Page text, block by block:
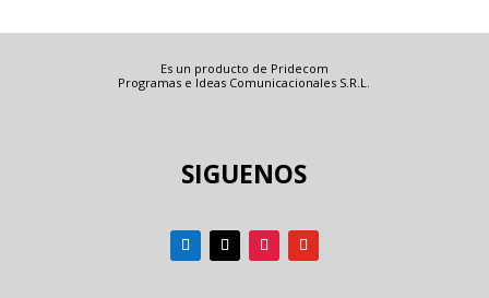
Es un producto de Pridecom
Programas e Ideas Comunicacionales S.R.L.
SIGUENOS